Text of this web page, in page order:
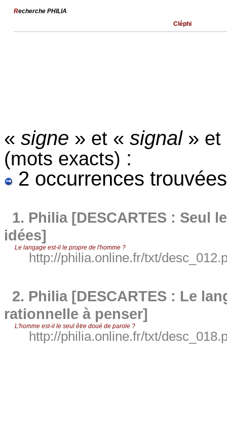
Recherche PHILIA
Cléphi
« signe » et « signal » et
(mots exacts) :
2 occurrences
1. Philia [DESCARTES : Seul
idées]
Le langage est-il le propre de l'homme ?
http://philia.online.fr/txt/
2. Philia [DESCARTES : Le
rationnelle à penser]
L'homme est-il le seul être doué de parole ?
http://philia.online.fr/txt/